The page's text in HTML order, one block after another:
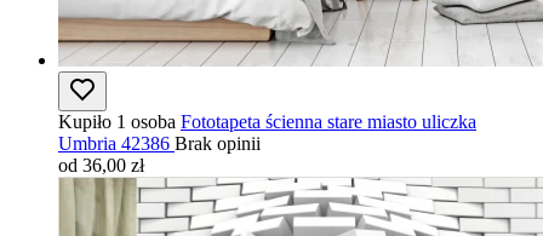
Kupiło 1 osoba Fototapeta ścienna stare miasto uliczka
Umbria 42386 Brak opinii
od 36,00 zł